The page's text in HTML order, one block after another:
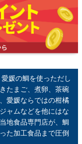
愛媛の鯛を使っただし
たまご、煮卵、茶碗
愛媛ならではの柑橘
ャムなどを他にはな
地食品専門店が、鯛
た加工食品まで圧倒